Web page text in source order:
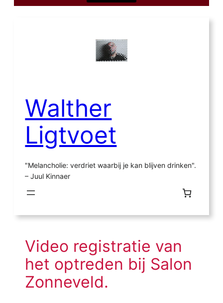
Walther
Ligtvoet
"Melancholie: verdriet waarbij je kan blijven drinken".
– Juul Kinnaer
Video registratie van
het optreden bij Salon
Zonneveld.